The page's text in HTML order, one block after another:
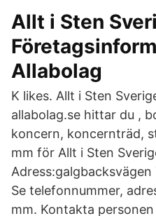
Allt i Sten
Allabolag
K likes. Allt i Sten
allabolag.se hittar du ,
koncern, koncernträd,
mm för Allt i Sten
Adress:galgbacksvägen
Se telefonnummer,
mm. Kontakta